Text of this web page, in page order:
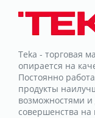
Teka - торговая
опирается на
Постоянно
продукты
возможностями
совершенства на